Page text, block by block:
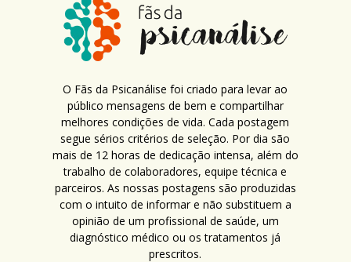
O Fãs da Psicanálise foi criado para levar ao
público mensagens de bem e compartilhar
melhores condições de vida. Cada postagem
segue sérios critérios de seleção. Por dia são
mais de 12 horas de dedicação intensa, além do
trabalho de colaboradores, equipe técnica e
parceiros. As nossas postagens são produzidas
com o intuito de informar e não substituem a
opinião de um profissional de saúde, um
diagnóstico médico ou os tratamentos já
prescritos.